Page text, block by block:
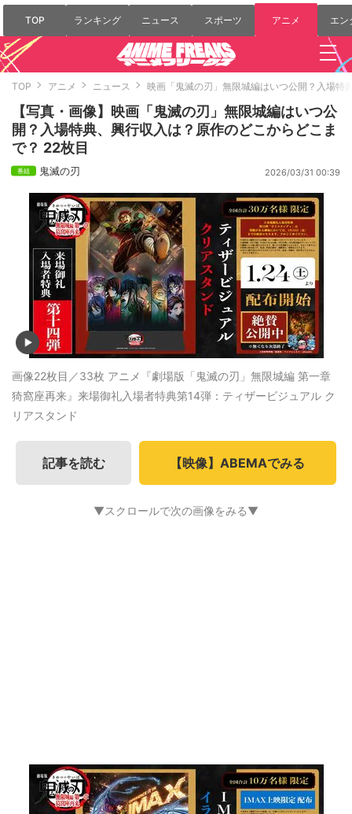
TOP ランキング ニュース スポーツ アニメ エン
TOP アニメ ニュース 映画「鬼滅の刃」無限城編はいつ公開？入場特
【写真・画像】映画「鬼滅の刃」無限城編はいつ公
開？入場特典、興行収入は？原作のどこからどこま
で？ 22枚目
鬼滅の刃 2026/03/31 00:39
画像22枚目／33枚 アニメ『劇場版「鬼滅の刃」無限城編 第一章
猗窩座再来』来場御礼入場者特典第14弾：ティザービジュアル ク
リアスタンド
記事を読む 【映像】ABEMAでみる
▼スクロールで次の画像をみる▼